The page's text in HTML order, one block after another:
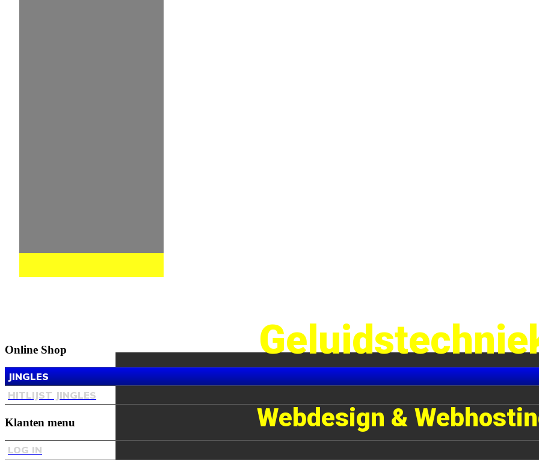
Webdesign &
Online Shop
JINGLES
HITLIJST JINGLES
Klanten menu
LOG IN